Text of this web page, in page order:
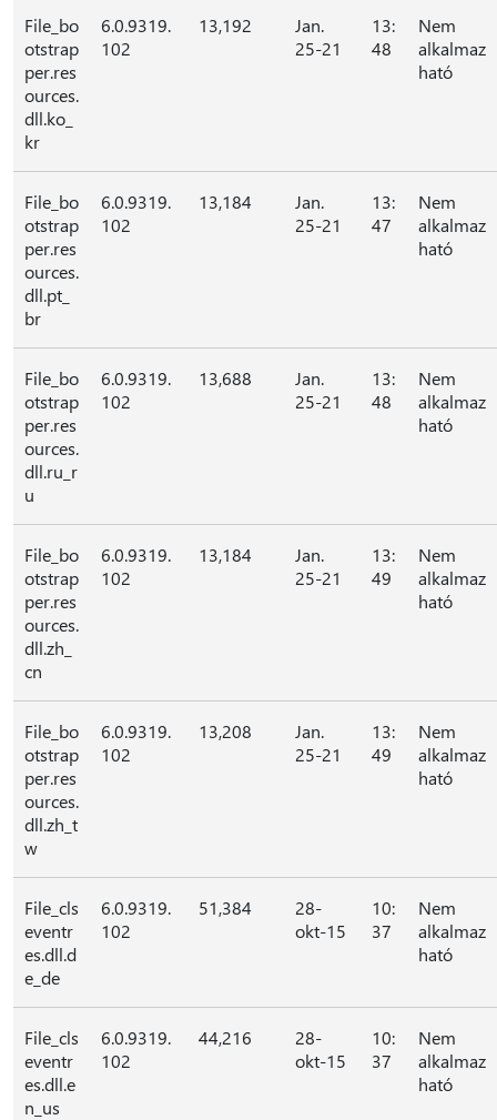
File_bo
otstrap
per.res
ources.
dll.ko_
kr
6.0.9319.
102
13,192
Jan.
25-21
13:
48
Nem
alkalmaz
ható
File_bo
otstrap
per.res
ources.
dll.pt_
br
6.0.9319.
102
13,184
Jan.
25-21
13:
47
Nem
alkalmaz
ható
File_bo
otstrap
per.res
ources.
dll.ru_r
u
6.0.9319.
102
13,688
Jan.
25-21
13:
48
Nem
alkalmaz
ható
File_bo
otstrap
per.res
ources.
dll.zh_
cn
6.0.9319.
102
13,184
Jan.
25-21
13:
49
Nem
alkalmaz
ható
File_bo
otstrap
per.res
ources.
dll.zh_t
w
6.0.9319.
102
13,208
Jan.
25-21
13:
49
Nem
alkalmaz
ható
File_cls
eventr
es.dll.d
e_de
6.0.9319.
102
51,384
28-
okt-15
10:
37
Nem
alkalmaz
ható
File_cls
eventr
es.dll.e
n_us
6.0.9319.
102
44,216
28-
okt-15
10:
37
Nem
alkalmaz
ható